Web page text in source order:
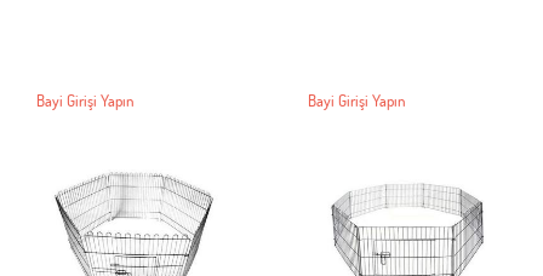
Bayi Girişi Yapın Bayi Girişi Yapın